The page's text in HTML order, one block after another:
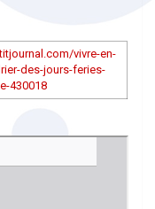
vivre-en-
des-jours-feries-
430018